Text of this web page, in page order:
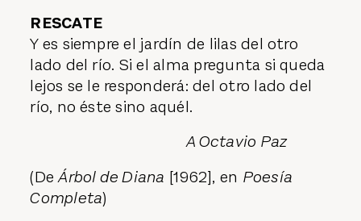
RESCATE
Y es siempre el jardín de lilas del otro
lado del río. Si el alma pregunta si queda
lejos se le responderá: del otro lado del
río, no éste sino aquél.
A Octavio Paz
(DeÁrbol de Diana [1962], en Poesía
Completa)